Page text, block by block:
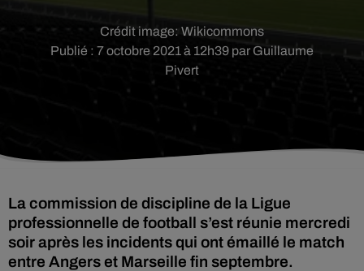
Publié : 7 octobre 2021 à 12h39 par Guillaume
Pivert
Crédit image: Wikicommons
La commission de discipline de la Ligue
professionnelle de football s’est réunie mercredi
soir après les incidents qui ont émaillé le match
entre Angers et Marseille fin septembre.